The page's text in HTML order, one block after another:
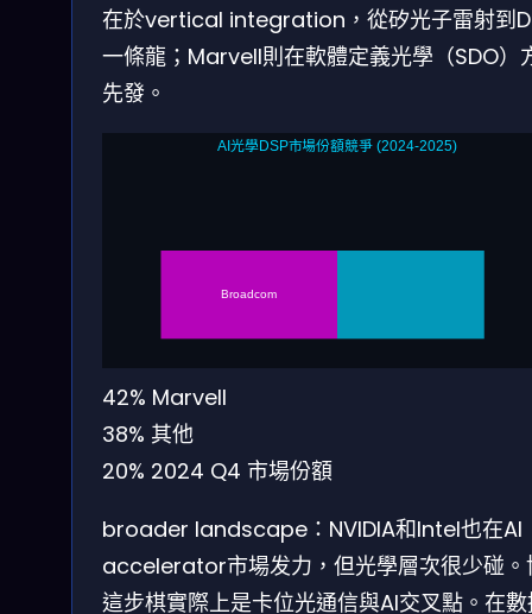
在於vertical integration，從矽光子雷射到
一條龍；Marvell則在軟體定義光學（SDO）
先發。
AI光學DSP市場份額競爭 (2024-2025)
Broadcom
42% Marvell
38% 其他
20% 2024 Q4 市場份額
broader landscape：NVIDIA和Intel也在AI
accelerator市場发力，但光學層次很少碰。
這步棋實際上是卡位光通信與AI交叉點。在